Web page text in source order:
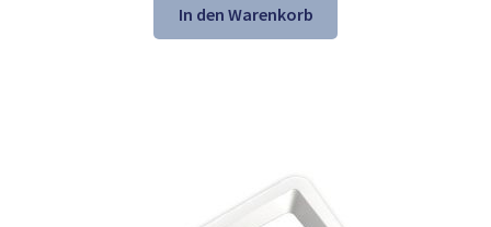
war:
21,61 €
ist:
13,98 €.
In den Warenkorb